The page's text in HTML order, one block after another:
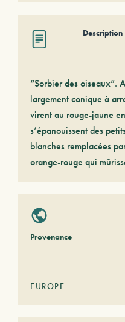
Description
“Sorbier des oiseaux”.
largement conique à
virent au rouge-jaune
s’épanouissent des
blanches remplacées
orange-rouge qui
Provenance
EUROPE